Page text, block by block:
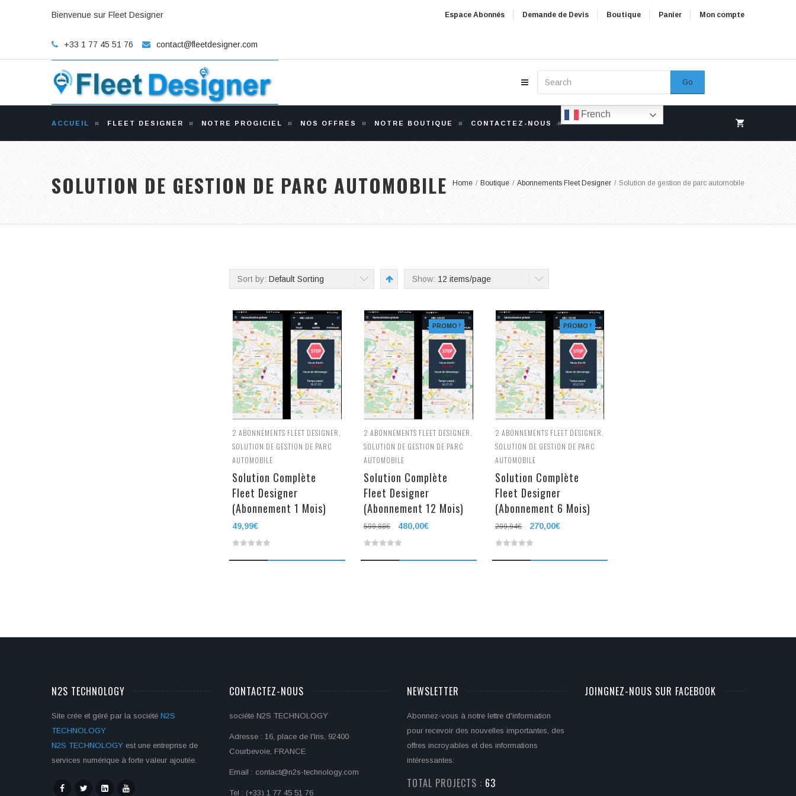
Bienvenue sur Fleet Designer
+33 1 77 45 51 76 contact@fleetdesigner.com
Espace Abonnés Demande de Devis Boutique Panier Mon compte
Go
ACCUEIL FLEET DESIGNER NOTRE PROGICIEL NOS OFFRES NOTRE BOUTIQUE CONTACTEZ-NOUS
French
SOLUTION DE GESTION DE PARC AUTOMOBILE Home / Boutique / Abonnements Fleet Designer / Solution de gestion de parc automobile
Sort by: Default Sorting Show: 12 items/page
2 ABONNEMENTS FLEET DESIGNER
SOLUTION DE GESTION DE PARC
AUTOMOBILE
Solution Complète
Fleet Designer
(Abonnement 1 Mois)
49,99€
PROMO !
2 ABONNEMENTS FLEET DESIGNER
SOLUTION DE GESTION DE PARC
AUTOMOBILE
Solution Complète
Fleet Designer
(Abonnement 12 Mois)
599,88€
Le
prix
480,00€Le
PROMO !
2 ABONNEMENTS FLEET DESIGNER
SOLUTION DE GESTION DE PARC
AUTOMOBILE
Solution Complète
Fleet Designer
(Abonnement 6 Mois)
299,94€
Le
prix
270,00€Le
N2S TECHNOLOGY
Site crée et géré par la société N2S
TECHNOLOGY
N2S TECHNOLOGY est une entreprise de
services numérique à forte valeur ajoutée.
CONTACTEZ-NOUS
société N2S TECHNOLOGY
Adresse : 16, place de l'Iris, 92400
Courbevoie, FRANCE
Email : contact@n2s-technology.com
Tel : (+33) 1 77 45 51 76
NEWSLETTER
Abonnez-vous à notre lettre d'information
pour recevoir des nouvelles importantes, des
offres incroyables et des informations
intéressantes:
TOTAL PROJECTS : 70
JOINGNEZ-NOUS SUR FACEBOOK